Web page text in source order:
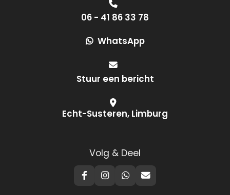
06 - 41 86 33 78
WhatsApp
Stuur een bericht
Echt-Susteren, Limburg
Volg & Deel